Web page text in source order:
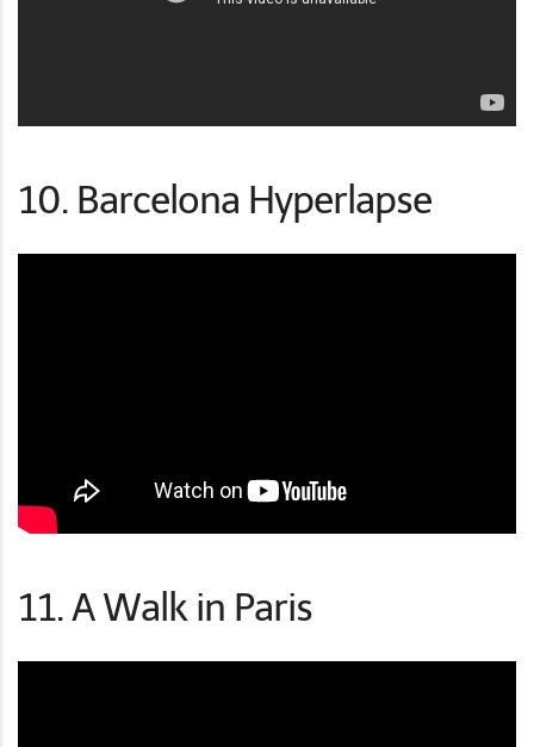
10. Barcelona Hyperlapse
11. A Walk in Paris